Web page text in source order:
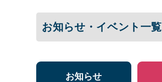
お知らせ・イベント一覧
お知らせ